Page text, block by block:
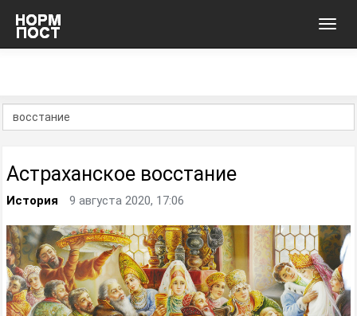
Астраханское восстание
История 9 августа 2020, 17:06